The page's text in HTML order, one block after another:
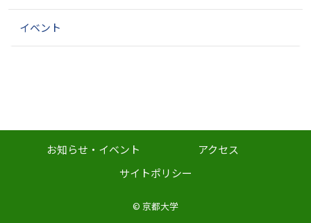
ン
イベント
© 京都大学
お知らせ・イベント
アクセス
サイトポリシー